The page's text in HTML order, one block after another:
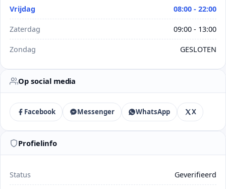
Vrijdag 08:00 - 22:00
Zaterdag 09:00 - 13:00
Zondag GESLOTEN
Op social media
Facebook Messenger WhatsApp X
Profielinfo
Status Geverifieerd